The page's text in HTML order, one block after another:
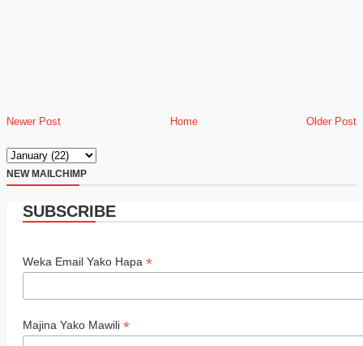
Newer Post Older Post
Home
NEW MAILCHIMP
SUBSCRIBE
Weka Email Yako Hapa *
Majina Yako Mawili *